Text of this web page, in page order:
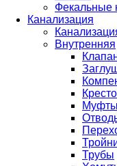
Фекальные
Канализация
Внутренняя
Муфты
Трубы